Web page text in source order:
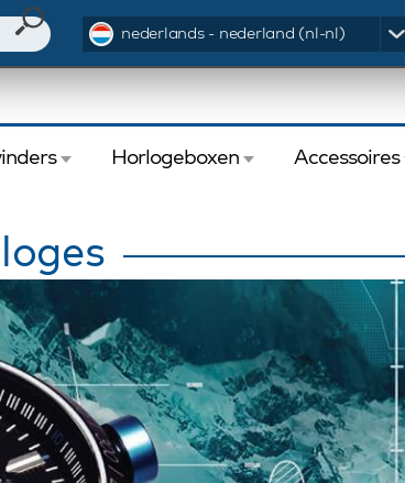
nederlands - nederland (nl-nl)
Horlogeboxen Accessoires